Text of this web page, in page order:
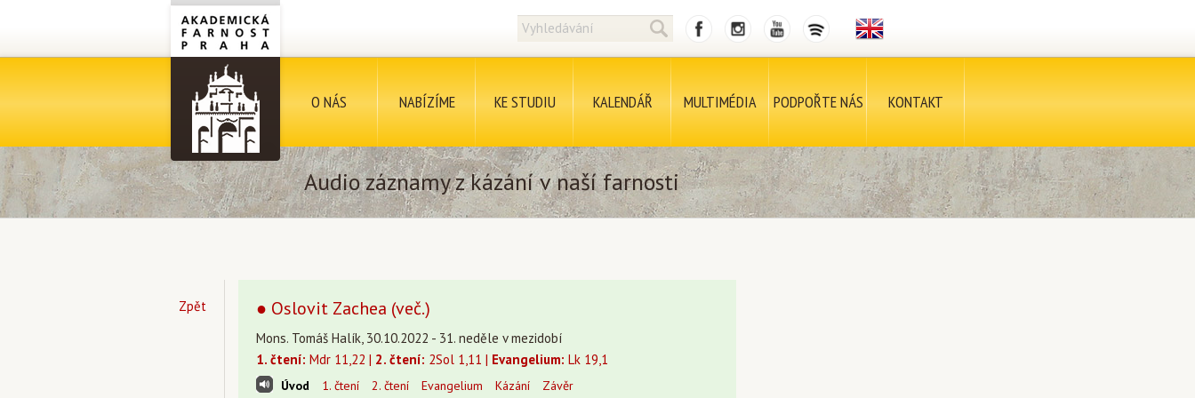
O NÁS NABÍZÍME KE STUDIU KALENDÁŘ MULTIMÉDIA PODPOŘTE NÁS KONTAKT
Audio záznamy z kázání v naší farnosti
Zpět ● Oslovit Zachea (več.)
Mons. Tomáš Halík, 30.10.2022 - 31. neděle v mezidobí
1. čtení: Mdr 11,22 | 2. čtení: 2Sol 1,11 | Evangelium: Lk 19,1
Úvod 1. čtení 2. čtení Evangelium Kázání Závěr